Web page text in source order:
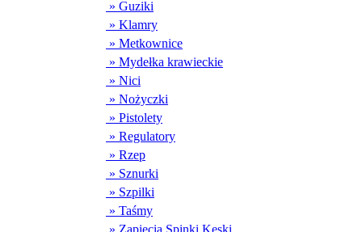
» Guziki
» Klamry
» Metkownice
» Mydełka krawieckie
» Nici
» Nożyczki
» Pistolety
» Regulatory
» Rzep
» Sznurki
» Szpilki
» Taśmy
» Zapiecia Spinki Keski